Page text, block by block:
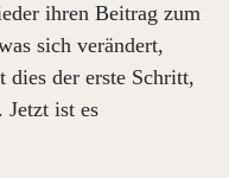
ihren Beitrag zum
sich verändert,
dies der erste Schritt,
Jetzt ist es